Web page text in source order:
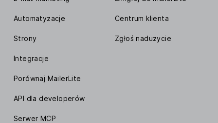
Automatyzacje
Strony
Integracje
Porównaj MailerLite
API dla developerów
Serwer MCP
Centrum klienta
Zgłoś nadużycie